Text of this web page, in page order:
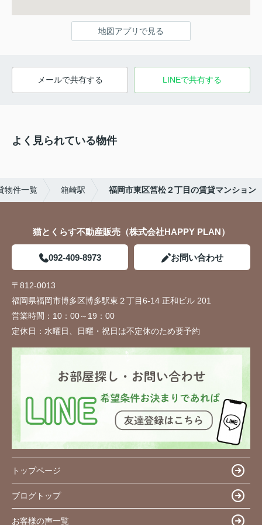
地図アプリで見る
メールで共有する LINEで共有する
よく見られている物件
物件一覧 箱崎駅 福岡市東区筥松２丁目の賃貸マンション
猫とくらす不動産販売（株式会社HAPPY PLAN）
092-409-8973 お問い合わせ
〒812-0013
福岡県福岡市博多区博多駅東２丁目6-14 正和ビル 201
営業時間： 10：00～19：00
定休日： 水曜日、日曜・祝日は不定休のため要予約
トップページ
ブログトップ
お客様の声一覧